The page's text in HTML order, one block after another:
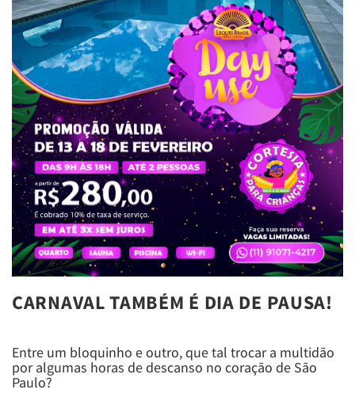
CARNAVAL TAMBÉM É DIA DE PAUSA!
Entre um bloquinho e outro, que tal trocar a multidão
por algumas horas de descanso no coração de São
Paulo?